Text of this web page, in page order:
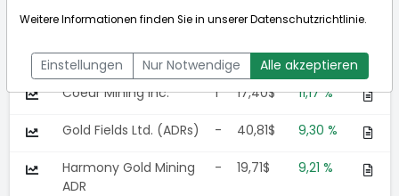
%
Iamgold Corp.
- 18,32$ 14,31 %
Coeur Mining Inc. 1 17,40$ 11,17 %
Gold Fields Ltd. (ADRs) - 40,81$ 9,30 %
Harmony Gold Mining
ADR
- 19,71$ 9,21 %
Weitere Informationen finden Sie in unsererDatenschutzrichtlinie.
Einstellungen Nur Notwendige Alle akzeptieren